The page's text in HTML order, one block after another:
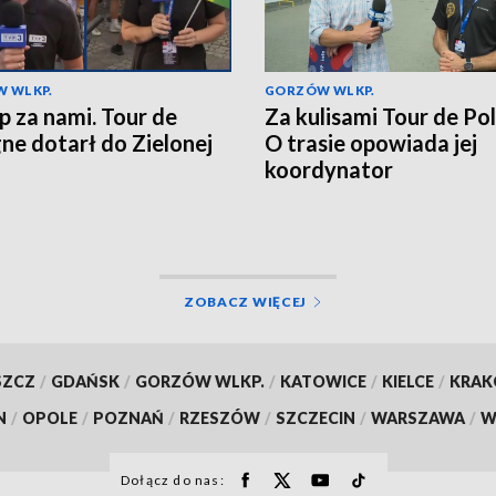
WLKP.
za nami. Tour de
dotarł do Zielonej
GORZÓW WLKP.
Za kulisami Tour de
O trasie opowiada jej
koordynator
ZOBACZ WIĘCEJ
/ GDAŃSK / GORZÓW WLKP. / KATOWICE / KIELCE /
/ OPOLE / POZNAŃ / RZESZÓW / SZCZECIN / WARSZAWA /
Dołącz do nas: